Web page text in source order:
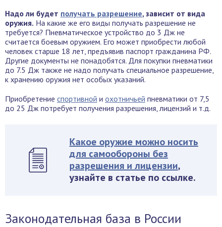
Надо ли будет получать разрешение, зависит от вида
оружия. На какие же его виды получать разрешение не
требуется? Пневматическое устройство до 3 Дж не
считается боевым оружием. Его может приобрести любой
человек старше 18 лет, предъявив паспорт гражданина РФ.
Другие документы не понадобятся. Для покупки пневматики
до 7.5 Дж также не надо получать специальное разрешение,
к хранению оружия нет особых указаний.
Приобретение спортивной и охотничьей пневматики от 7,5
до 25 Дж потребует получения разрешения, лицензий и т.д.
Какое оружие можно носить
для самообороны без
разрешения и лицензии,
узнайте в статье по ссылке.
Законодательная база в России